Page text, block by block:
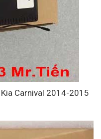
Carnival 2014-2015